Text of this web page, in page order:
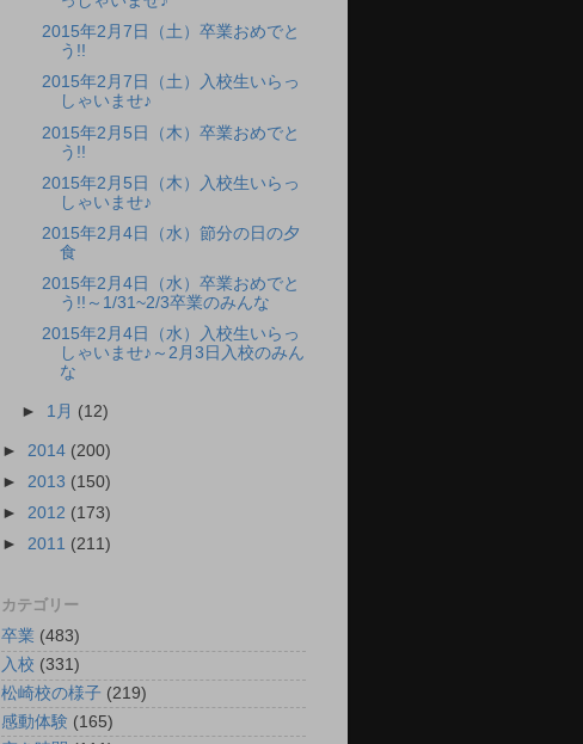
2015年2月7日（土）卒業おめでと
う!!
2015年2月7日（土）入校生いらっ
しゃいませ♪
2015年2月5日（木）卒業おめでと
う!!
2015年2月5日（木）入校生いらっ
しゃいませ♪
2015年2月4日（水）節分の日の夕
食
2015年2月4日（水）卒業おめでと
う!!～1/31~2/3卒業のみんな
2015年2月4日（水）入校生いらっ
しゃいませ♪～2月3日入校のみん
な
► 1月 (12)
► 2014 (200)
► 2013 (150)
► 2012 (173)
► 2011 (211)
カテゴリー
卒業 (483)
入校 (331)
松崎校の様子 (219)
感動体験 (165)